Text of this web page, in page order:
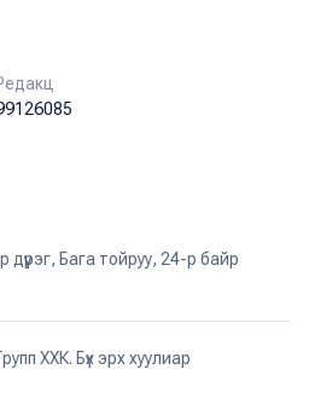
Бага тойруу, 24-р байр
ХХК. Бүх эрх хуулиар